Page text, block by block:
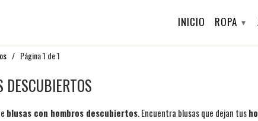
INICIO ROPA ▾
/ Página 1 de 1
blusas con hombros descubiertos. Encuentra blusas que dejan tus